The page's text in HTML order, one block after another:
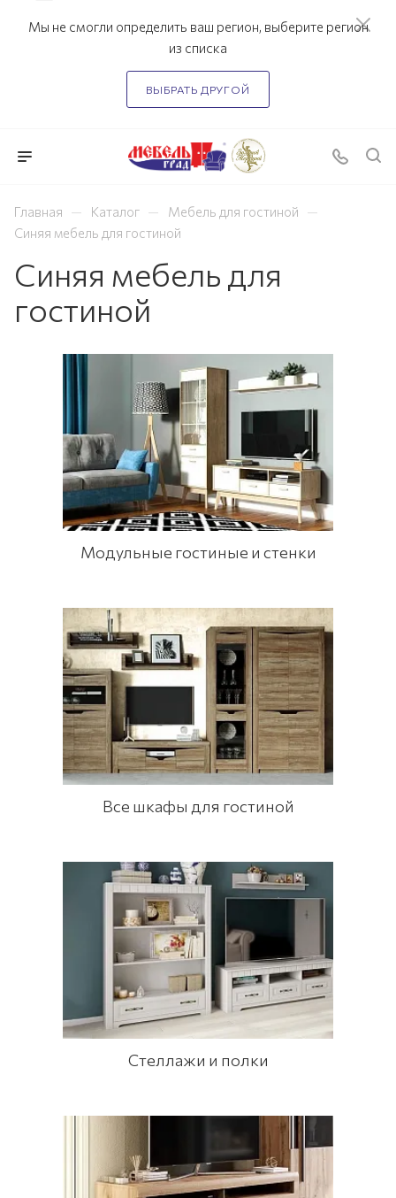
Мы не смогли определить ваш регион, выберите регион
из списка
ВЫБРАТЬ ДРУГОЙ
Главная — Каталог — Мебель для гостиной —
Синяя мебель для гостиной
Синяя мебель для
гостиной
Модульные гостиные и стенки
Все шкафы для гостиной
Стеллажи и полки